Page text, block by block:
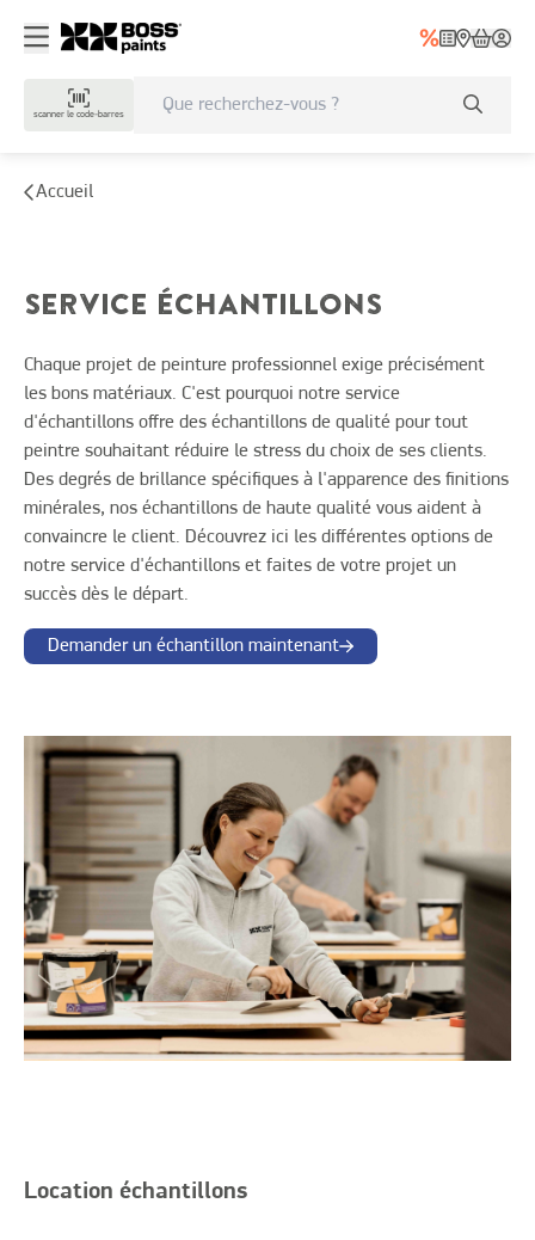
scanner le code-barres
Accueil
SERVICE ÉCHANTILLONS
Chaque projet de peinture professionnel exige précisément
les bons matériaux. C'est pourquoi notre service
d'échantillons offre des échantillons de qualité pour tout
peintre souhaitant réduire le stress du choix de ses clients.
Des degrés de brillance spécifiques à l'apparence des finitions
minérales, nos échantillons de haute qualité vous aident à
convaincre le client. Découvrez ici les différentes options de
notre service d'échantillons et faites de votre projet un
succès dès le départ.
Demander un échantillon maintenant
Location échantillons